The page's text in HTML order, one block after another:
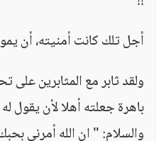
أجل تلك كانت أمنيته، أن
ولقد ثابر مع المثابرين على
باهرة جعلته أهلا لأن يقول
والسلام: " ان الله أمرني